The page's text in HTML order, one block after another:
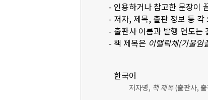
- 인용하거나 참고한 문장이
- 저자, 제목, 출판 정보 등
- 출판사 이름과 발행 연도는
- 책 제목은 이탤릭체(기울임
한국어
저자명, 책 제목(출판사,